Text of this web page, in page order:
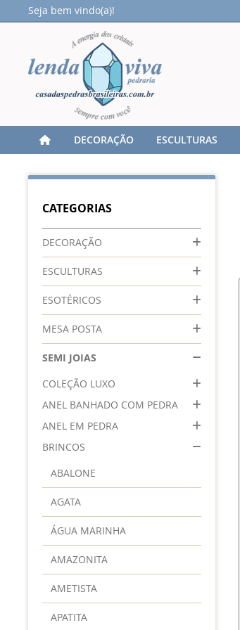
Seja bem vindo(a)!
DECORAÇÃO ESCULTURAS
CATEGORIAS
DECORAÇÃO
ESCULTURAS
ESOTÉRICOS
MESA POSTA
SEMI JOIAS
COLEÇÃO LUXO
ANEL BANHADO COM PEDRA
ANEL EM PEDRA
BRINCOS
ABALONE
AGATA
ÁGUA MARINHA
AMAZONITA
AMETISTA
APATITA